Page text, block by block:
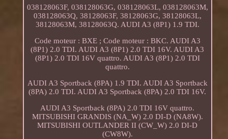
038128063F, 038128063G, 038128063L, 038128063M,
038128063Q, 38128063F, 38128063G, 38128063L,
38128063M, 38128063Q. AUDI A3 (8P1) 1.9 TDI.
Code moteur : BXE ; Code moteur : BKC. AUDI A3
(8P1) 2.0 TDI. AUDI A3 (8P1) 2.0 TDI 16V. AUDI A3
(8P1) 2.0 TDI 16V quattro. AUDI A3 (8P1) 2.0 TDI
quattro.
AUDI A3 Sportback (8PA) 1.9 TDI. AUDI A3 Sportback
(8PA) 2.0 TDI. AUDI A3 Sportback (8PA) 2.0 TDI 16V.
AUDI A3 Sportback (8PA) 2.0 TDI 16V quattro.
MITSUBISHI GRANDIS (NA_W) 2.0 DI-D (NA8W).
MITSUBISHI OUTLANDER II (CW_W) 2.0 DI-D
(CW8W).